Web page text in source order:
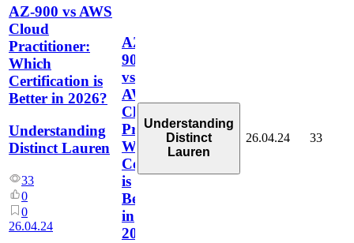
AZ-900 vs AWS
Cloud
Practitioner:
Which
Certification is
Better in 2026?
Understanding
Distinct Lauren
33
0
0
26.04.24
AZ-
900
vs
AWS
Cloud
Practitioner:
Which
Certification
is
Better
in
2026?
Understanding
Distinct
Lauren
26.04.24 33